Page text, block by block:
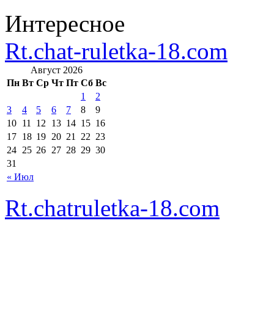
Интересное
Rt.chat-ruletka-18.com
Август 2026
Пн Вт Ср Чт Пт Сб Вс
« Июл
1
2
3
4 5 6 7 8
9
10 11 12 13 14 15 16
17 18 19 20 21 22 23
24 25 26 27 28 29 30
31
Rt.chatruletka-18.com